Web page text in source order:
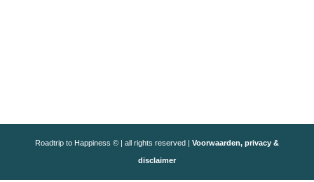
Roadtrip to Happiness © | all rights reserved | Voorwaarden, privacy &
disclaimer